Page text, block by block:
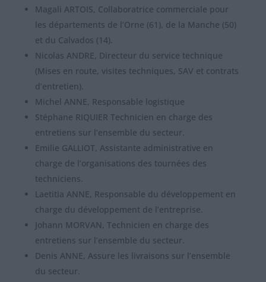
Magali ARTOIS, Collaboratrice commerciale pour
les départements de l’Orne (61), de la Manche (50)
et du Calvados (14).
Nicolas ANDRE, Directeur du service technique
(Mises en route, visites techniques, SAV et contrats
d’entretien).
Michel ANNE, Responsable logistique
Stéphane RIQUIER Technicien en charge des
entretiens sur l’ensemble du secteur.
Emilie GALLIOT, Assistante administrative en
charge de l’organisations des tournées des
techniciens.
Laetitia ANNE, Responsable du développement en
charge du développement de l’entreprise.
Johann MORVAN, Technicien en charge des
entretiens sur l’ensemble du secteur.
Denis ANNE, Assure les livraisons sur l’ensemble
du secteur.